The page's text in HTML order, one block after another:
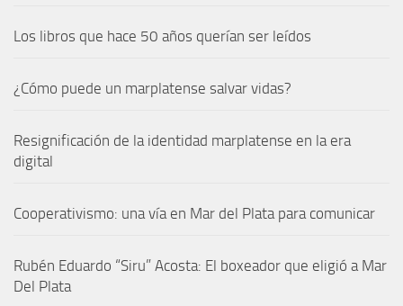
Los libros que hace 50 años querían ser leídos
¿Cómo puede un marplatense salvar vidas?
Resignificación de la identidad marplatense en la era
digital
Cooperativismo: una vía en Mar del Plata para comunicar
Rubén Eduardo “Siru” Acosta: El boxeador que eligió a Mar
Del Plata